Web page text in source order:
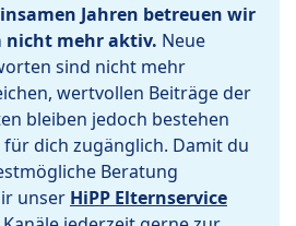
Jahren betreuen wir
nicht mehr aktiv. Neue
sind nicht mehr
wertvollen Beiträge der
bleiben jedoch bestehen
dich zugänglich. Damit du
Beratung
unser HiPP Elternservice